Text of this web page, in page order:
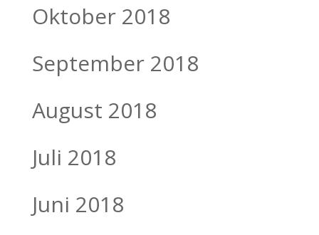
Oktober 2018
September 2018
August 2018
Juli 2018
Juni 2018